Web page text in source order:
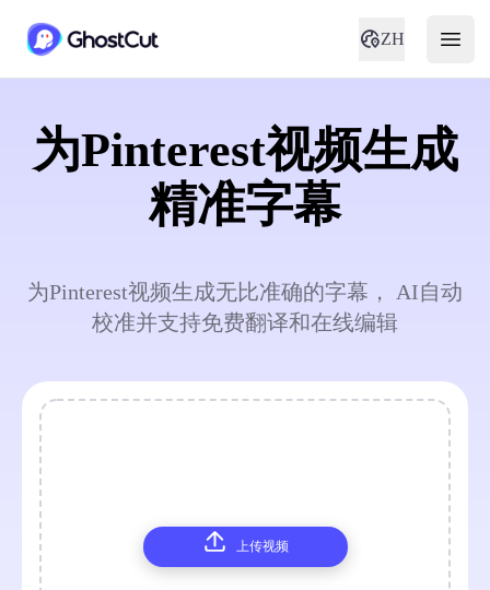
ZH
为Pinterest视频生成
精准字幕
为Pinterest视频生成无比准确的字幕， AI自动
校准并支持免费翻译和在线编辑
上传视频